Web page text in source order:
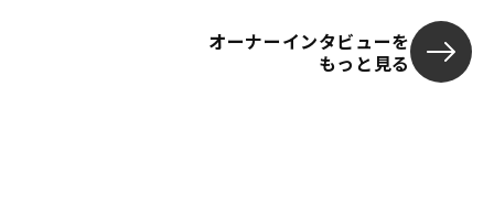
オーナーインタビューを
もっと見る